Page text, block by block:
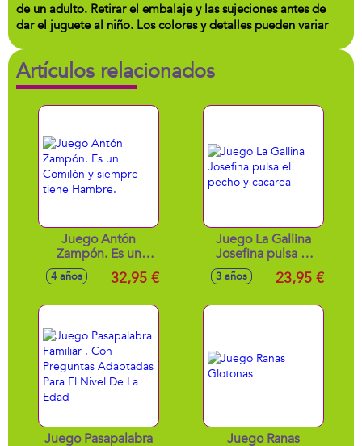
de un adulto. Retirar el embalaje y las sujeciones antes de
dar el juguete al niño. Los colores y detalles pueden variar
Artículos relacionados
Juego Antón
Zampón. Es un
Comilón y siempre
tiene Hambre.
4 años 32,95 €
Juego La Gallina
Josefina pulsa el
pecho y cacarea
3 años 23,95 €
Juego Pasapalabra
Juego Ranas